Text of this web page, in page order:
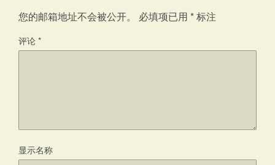
您的邮箱地址不会被公开。 必填项已用 *标注
评论*
显示名称